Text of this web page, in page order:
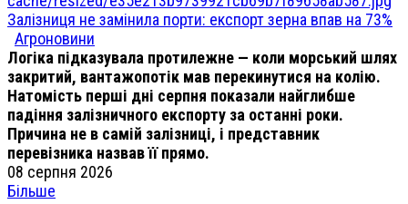
Залізниця не замінила порти: експорт зерна впав на 73%
Агроновини
Логіка підказувала протилежне — коли морський шлях
закритий, вантажопотік мав перекинутися на колію.
Натомість перші дні серпня показали найглибше
падіння залізничного експорту за останні роки.
Причина не в самій залізниці, і представник
перевізника назвав її прямо.
08 серпня 2026
Більше